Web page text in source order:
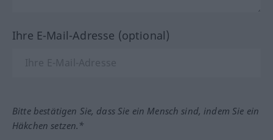
Ihre E-Mail-Adresse (optional)
Bitte bestätigen Sie, dass Sie ein Mensch sind, indem Sie ein
Häkchen setzen.*